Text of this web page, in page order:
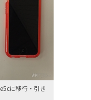
に移行・引き